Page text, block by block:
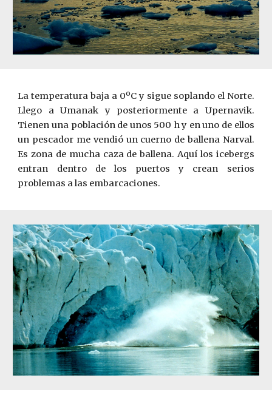
La temperatura baja a 0ºC y sigue soplando el Norte.
Llego a Umanak y posteriormente a Upernavik.
Tienen una población de unos 500 hy en uno de ellos
un pescador me vendió un cuerno de ballena Narval.
Es zona de mucha caza de ballena. Aquí los icebergs
entran dentro de los puertos y crean serios
problemas a las embarcaciones.